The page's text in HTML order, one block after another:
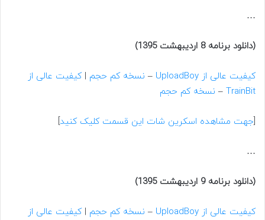
…
(دانلود برنامه 8 اردیبهشت 1395)
کیفیت عالی از UploadBoy – نسخه کم حجم |کیفیت عالی از
TrainBit
– نسخه کم حجم
[جهت مشاهده اسکرین شات این قسمت کلیک کنید]
…
(دانلود برنامه 9 اردیبهشت 1395)
کیفیت عالی از UploadBoy – نسخه کم حجم |کیفیت عالی از